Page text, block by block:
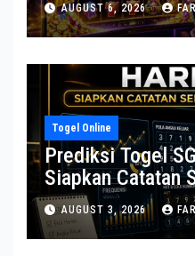
AUGUST 6, 2026
Togel Online
Prediksi Togel
Siapkan Catatan
AUGUST 3, 2026